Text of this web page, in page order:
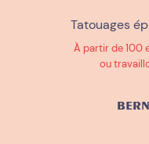
Tatouages
À partir de 100
ou